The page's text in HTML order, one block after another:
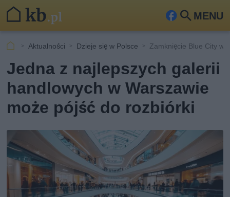
MENU
Fa
ook
Szu
kaj
Aktualności Dzieje się w Polsce Zamknięcie Blue City w
Jedna z najlepszych galerii
handlowych w Warszawie
może pójść do rozbiórki